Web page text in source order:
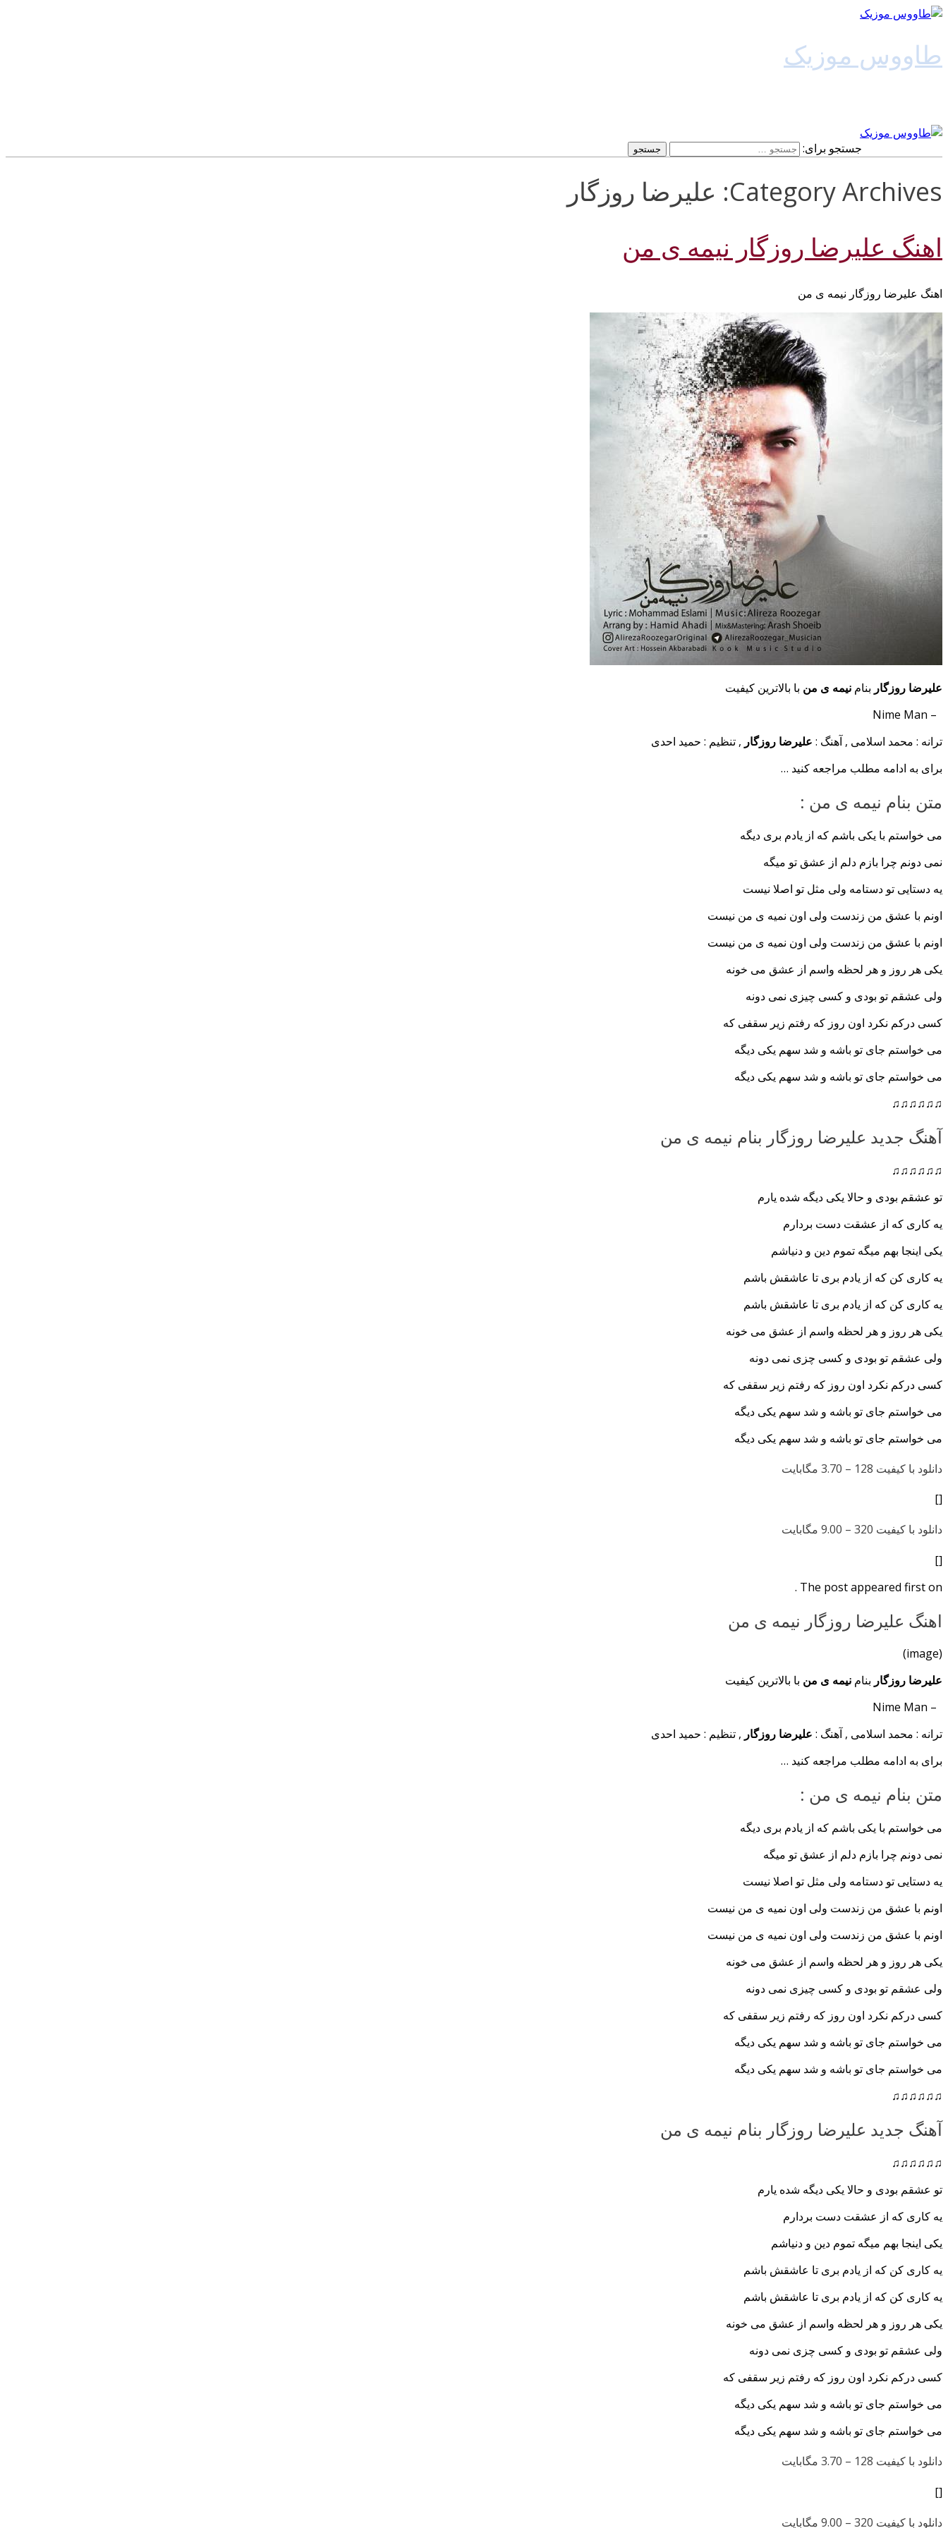
طاووس موزیک
جستجو برای:
Category Archives: علیرضا روزگار
اهنگ علیرضا روزگار نیمه ی من
اهنگ علیرضا روزگار نیمه ی من
علیرضا روزگار بنام نیمه ی من با بالاترین کیفیت
– Nime Man
ترانه : محمد اسلامی , آهنگ : علیرضا روزگار , تنظیم : حمید احدی
برای به ادامه مطلب مراجعه کنید …
متن بنام نیمه ی من :
می خواستم با یکی باشم که از یادم بری دیگه
نمی دونم چرا بازم دلم از عشق تو میگه
یه دستایی تو دستامه ولی مثل تو اصلا نیست
اونم با عشق من زندست ولی اون نمیه ی من نیست
اونم با عشق من زندست ولی اون نمیه ی من نیست
یکی هر روز و هر لحظه واسم از عشق می خونه
ولی عشقم تو بودی و کسی چیزی نمی دونه
کسی درکم نکرد اون روز که رفتم زیر سقفی که
می خواستم جای تو باشه و شد سهم یکی دیگه
می خواستم جای تو باشه و شد سهم یکی دیگه
♫♫♫♫♫♫
آهنگ جدید علیرضا روزگار بنام نیمه ی من
♫♫♫♫♫♫
تو عشقم بودی و حالا یکی دیگه شده یارم
یه کاری که از عشقت دست بردارم
یکی اینجا بهم میگه تموم دین و دنیاشم
یه کاری کن که از یادم بری تا عاشقش باشم
یه کاری کن که از یادم بری تا عاشقش باشم
یکی هر روز و هر لحظه واسم از عشق می خونه
ولی عشقم تو بودی و کسی چزی نمی دونه
کسی درکم نکرد اون روز که رفتم زیر سقفی که
می خواستم جای تو باشه و شد سهم یکی دیگه
می خواستم جای تو باشه و شد سهم یکی دیگه
دانلود با کیفیت 128 –
3.70 مگابایت
[]
دانلود با کیفیت 320 –
9.00 مگابایت
[]
The post appeared first on .
اهنگ علیرضا روزگار نیمه ی من
(image)
علیرضا روزگار بنام نیمه ی من با بالاترین کیفیت
– Nime Man
ترانه : محمد اسلامی , آهنگ : علیرضا روزگار , تنظیم : حمید احدی
برای به ادامه مطلب مراجعه کنید …
متن بنام نیمه ی من :
می خواستم با یکی باشم که از یادم بری دیگه
نمی دونم چرا بازم دلم از عشق تو میگه
یه دستایی تو دستامه ولی مثل تو اصلا نیست
اونم با عشق من زندست ولی اون نمیه ی من نیست
اونم با عشق من زندست ولی اون نمیه ی من نیست
یکی هر روز و هر لحظه واسم از عشق می خونه
ولی عشقم تو بودی و کسی چیزی نمی دونه
کسی درکم نکرد اون روز که رفتم زیر سقفی که
می خواستم جای تو باشه و شد سهم یکی دیگه
می خواستم جای تو باشه و شد سهم یکی دیگه
♫♫♫♫♫♫
آهنگ جدید علیرضا روزگار بنام نیمه ی من
♫♫♫♫♫♫
تو عشقم بودی و حالا یکی دیگه شده یارم
یه کاری که از عشقت دست بردارم
یکی اینجا بهم میگه تموم دین و دنیاشم
یه کاری کن که از یادم بری تا عاشقش باشم
یه کاری کن که از یادم بری تا عاشقش باشم
یکی هر روز و هر لحظه واسم از عشق می خونه
ولی عشقم تو بودی و کسی چزی نمی دونه
کسی درکم نکرد اون روز که رفتم زیر سقفی که
می خواستم جای تو باشه و شد سهم یکی دیگه
می خواستم جای تو باشه و شد سهم یکی دیگه
دانلود با کیفیت 128 –
3.70 مگابایت
[]
دانلود با کیفیت 320 –
9.00 مگابایت